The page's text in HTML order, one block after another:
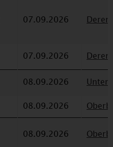
07.09.2026
07.09.2026
08.09.2026
08.09.2026
08.09.2026